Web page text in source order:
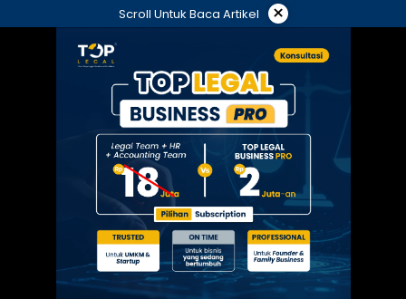
ke
Scroll Untuk Baca Artikel ×